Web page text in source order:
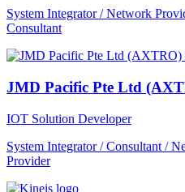
System Integrator / Network
Consultant
JMD Pacific Pte Ltd
IOT Solution Developer
System Integrator / Consultant /
Provider